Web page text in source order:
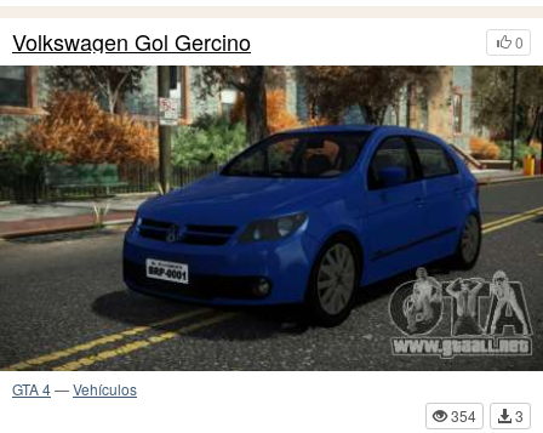
0
Volkswagen Gol Gercino
GTA 4—Vehículos
354
3